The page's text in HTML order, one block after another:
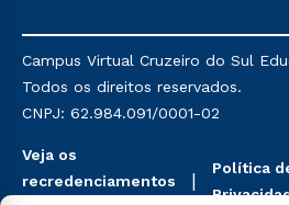
mencionadas são referentes
Religioso, Geografia para a
do Ensino de História: Questões
Campus Virtual Cruzeiro do Sul
Todos os direitos reservados.
CNPJ: 62.984.091/0001-02
Veja os
recredenciamentos
Política